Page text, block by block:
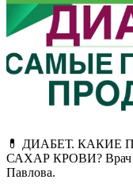
💊 ДИАБЕТ.
САХАР КРОВИ? Врач
Павлова.